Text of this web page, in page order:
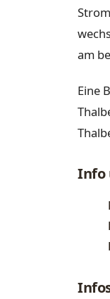
am
Eine
Info